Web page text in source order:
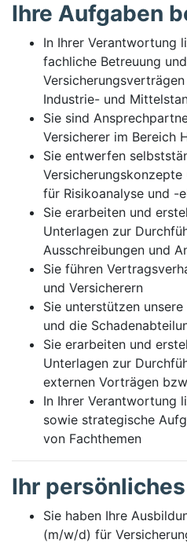
Ihre Aufgaben
In Ihrer Verantwortung
fachliche Betreuung
Industrie- und
Sie sind
Versicherer im Bereich
Sie entwerfen
für Risikoanalyse und -
Sie erarbeiten und
Unterlagen zur
Ausschreibungen und
Sie führen
und Versicherern
Sie unterstützen
und die
Sie erarbeiten und
Unterlagen zur
externen Vorträgen
In Ihrer Verantwortung
sowie strategische
von Fachthemen
Ihr
Sie haben Ihre
(m/w/d) für